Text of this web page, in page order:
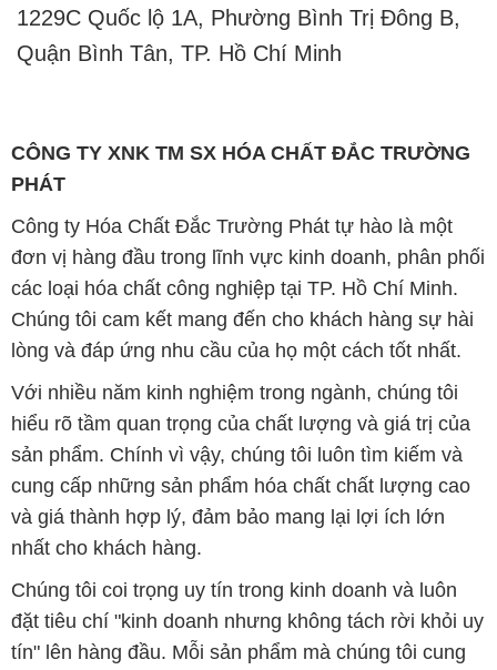
1229C Quốc lộ 1A, Phường Bình Trị Đông B,
Quận Bình Tân, TP. Hồ Chí Minh
CÔNG TY XNK TM SX HÓA CHẤT ĐẮC TRƯỜNG
PHÁT
Công ty Hóa Chất Đắc Trường Phát tự hào là một
đơn vị hàng đầu trong lĩnh vực kinh doanh, phân phối
các loại hóa chất công nghiệp tại TP. Hồ Chí Minh.
Chúng tôi cam kết mang đến cho khách hàng sự hài
lòng và đáp ứng nhu cầu của họ một cách tốt nhất.
Với nhiều năm kinh nghiệm trong ngành, chúng tôi
hiểu rõ tầm quan trọng của chất lượng và giá trị của
sản phẩm. Chính vì vậy, chúng tôi luôn tìm kiếm và
cung cấp những sản phẩm hóa chất chất lượng cao
và giá thành hợp lý, đảm bảo mang lại lợi ích lớn
nhất cho khách hàng.
Chúng tôi coi trọng uy tín trong kinh doanh và luôn
đặt tiêu chí "kinh doanh nhưng không tách rời khỏi uy
tín" lên hàng đầu. Mỗi sản phẩm mà chúng tôi cung